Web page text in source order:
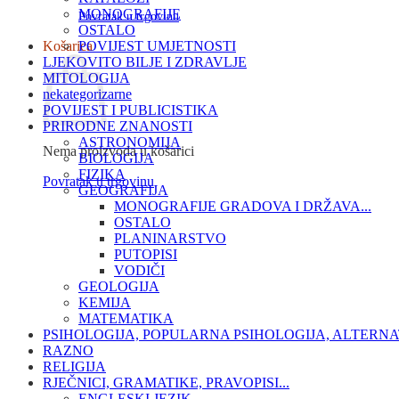
Povratak u trgovinu
Košarica
Nema proizvoda u košarici
Povratak u trgovinu
MONOGRAFIJE
OSTALO
POVIJEST UMJETNOSTI
LJEKOVITO BILJE I ZDRAVLJE
MITOLOGIJA
nekategorizarne
POVIJEST I PUBLICISTIKA
PRIRODNE ZNANOSTI
ASTRONOMIJA
BIOLOGIJA
FIZIKA
GEOGRAFIJA
MONOGRAFIJE GRADOVA I DRŽAVA...
OSTALO
PLANINARSTVO
PUTOPISI
VODIČI
GEOLOGIJA
KEMIJA
MATEMATIKA
PSIHOLOGIJA, POPULARNA PSIHOLOGIJA,
RAZNO
RELIGIJA
RJEČNICI, GRAMATIKE, PRAVOPISI...